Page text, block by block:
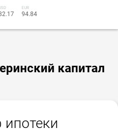
EUR
94.84
капитал